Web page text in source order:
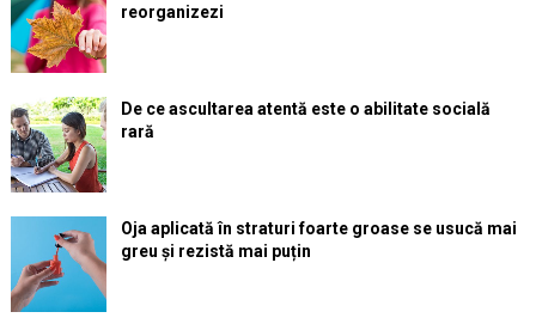
reorganizezi
De ce ascultarea atentă este o abilitate socială
rară
Oja aplicată în straturi foarte groase se usucă mai
greu și rezistă mai puțin